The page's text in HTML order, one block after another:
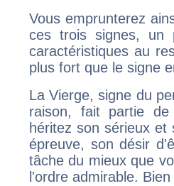
Vous emprunterez
ces trois signes, un
caractéristiques au
plus fort que le signe
La Vierge, signe du
raison, fait partie
héritez son sérieux
épreuve, son désir
tâche du mieux que
l'ordre admirable.